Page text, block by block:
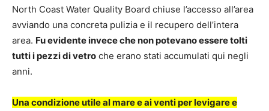
North Coast Water Quality Board chiuse l’accesso all’area
avviando una concreta pulizia e il recupero dell’intera
area. Fu evidente invece che non potevano essere tolti
tutti i pezzi di vetro che erano stati accumulati qui negli
anni.
Una condizione utile al mare e ai venti per levigare e